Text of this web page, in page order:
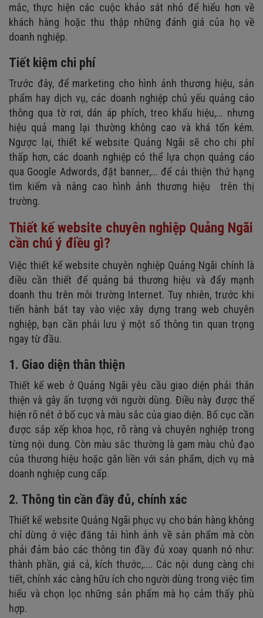
mắc, thực hiện các cuộc khảo sát nhỏ để hiểu hơn về
khách hàng hoặc thu thập những đánh giá của họ về
doanh nghiệp.
Tiết kiệm chi phí
Trước đây, để marketing cho hình ảnh thương hiệu, sản
phẩm hay dịch vụ, các doanh nghiệp chủ yếu quảng cáo
thông qua tờ rơi, dán áp phích, treo khẩu hiệu,... nhưng
hiệu quả mang lại thường không cao và khá tốn kém.
Ngược lại, thiết kế website Quảng Ngãi sẽ cho chi phí
thấp hơn, các doanh nghiệp có thể lựa chọn quảng cáo
qua Google Adwords, đặt banner,... để cải thiện thứ hạng
tìm kiếm và nâng cao hình ảnh thương hiệu trên thị
trường.
Thiết kế website chuyên nghiệp Quảng Ngãi
cần chú ý điều gì?
Việc thiết kế website chuyên nghiệp Quảng Ngãi chính là
điều cần thiết để quảng bá thương hiệu và đẩy mạnh
doanh thu trên môi trường Internet. Tuy nhiên, trước khi
tiến hành bắt tay vào việc xây dựng trang web chuyên
nghiệp, bạn cần phải lưu ý một số thông tin quan trọng
ngay từ đầu.
1. Giao diện thân thiện
Thiết kế web ở Quảng Ngãi yêu cầu giao diện phải thân
thiện và gây ấn tượng với người dùng. Điều này được thể
hiện rõ nét ở bố cục và màu sắc của giao diện. Bố cục cần
được sắp xếp khoa học, rõ ràng và chuyên nghiệp trong
từng nội dung. Còn màu sắc thường là gam màu chủ đạo
của thương hiệu hoặc gắn liền với sản phẩm, dịch vụ mà
doanh nghiệp cung cấp.
2. Thông tin cần đầy đủ, chính xác
Thiết kế website Quảng Ngãi phục vụ cho bán hàng không
chỉ dừng ở việc đăng tải hình ảnh về sản phẩm mà còn
phải đảm bảo các thông tin đầy đủ xoay quanh nó như:
thành phần, giá cả, kích thước,.... Các nội dung càng chi
tiết, chính xác càng hữu ích cho người dùng trong việc tìm
hiểu và chọn lọc những sản phẩm mà họ cảm thấy phù
hợp.